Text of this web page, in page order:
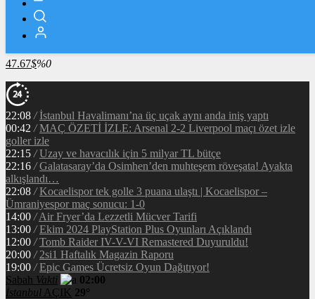
49.71
%1
TETHER
47.67$%0
22:08 / İstanbul Havalimanı’na üç uçak aynı anda iniş yaptı
00:42 / MAÇ ÖZETİ İZLE: Arsenal 2-2 Liverpool maçı özet izle
goller izle
22:15 / Uzay ve havacılık için 5 milyar TL bütçe
22:16 / Galatasaray’da Osimhen’den muhteşem röveşata! Ayakta
alkışlandı…
22:08 / Kocaelispor tek golle 3 puana ulaştı | Kocaelispor –
Ümraniyespor maç sonucu: 1-0
14:00 / Air Fryer’da Lezzetli Mücver Tarifi
13:00 / Ekim 2024 PlayStation Plus Oyunları Açıklandı
12:00 / Tomb Raider IV-V-VI Remastered Duyuruldu!
20:00 / 2si1 Haftalık Magazin Raporu
19:00 / Epic Games Ücretsiz Oyun Dağıtıyor!
Sabah Vakti
02:00
İstanbul AÇIK 29°